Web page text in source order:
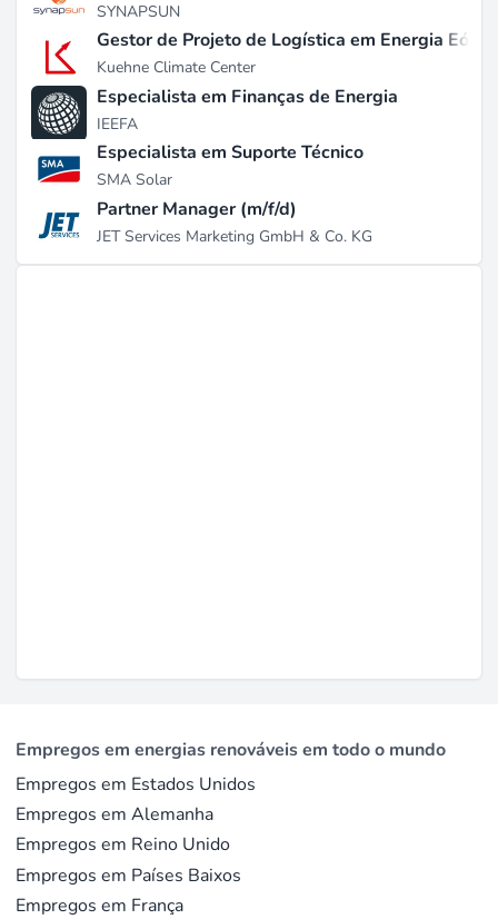
SYNAPSUN
Gestor de Projeto de Logística em Energia Eólica
Kuehne Climate Center
Especialista em Finanças de Energia
IEEFA
Especialista em Suporte Técnico
SMA Solar
Partner Manager (m/f/d)
JET Services Marketing GmbH & Co. KG
Empregos em energias renováveis em todo o mundo
Empregos em Estados Unidos
Empregos em Alemanha
Empregos em Reino Unido
Empregos em Países Baixos
Empregos em França